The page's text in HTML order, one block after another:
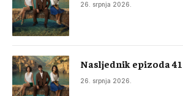
26. srpnja 2026.
Nasljednik epizoda 41
26. srpnja 2026.